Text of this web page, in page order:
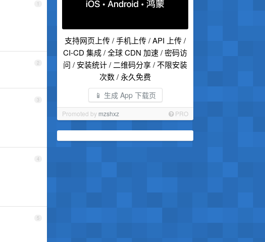
支持网页上传 / 手机上传 / API 上传 /
CI-CD 集成 / 全球 CDN 加速 / 密码访
问 / 安装统计 / 二维码分享 / 不限安装
次数 / 永久免费
📱 生成 App 下载页
Promoted by mzshxz PRO
1
2
3
4
5